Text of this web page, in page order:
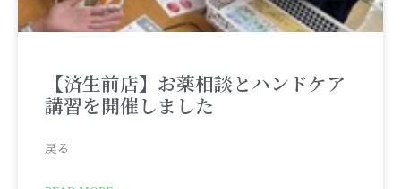
【済生前店】お薬相談とハンドケア
講習を開催しました
戻る